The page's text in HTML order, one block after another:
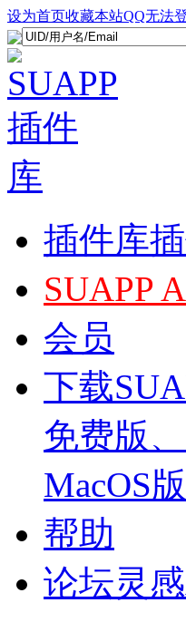
设为首页收藏本站QQ无法
插件库
SUAPP
会员
下载
免费版
MacOS版
帮助
论坛灵